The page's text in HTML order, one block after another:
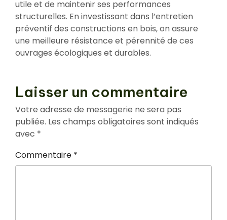
utile et de maintenir ses performances
structurelles. En investissant dans l’entretien
préventif des constructions en bois, on assure
une meilleure résistance et pérennité de ces
ouvrages écologiques et durables.
Laisser un commentaire
Votre adresse de messagerie ne sera pas
publiée. Les champs obligatoires sont indiqués
avec *
Commentaire *